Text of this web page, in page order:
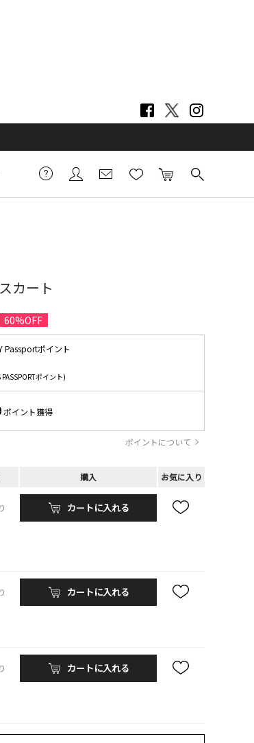
カート
60%OFF
Passportポイント
ポイント)
ポイント獲得
ポイントについて
購入 お気に入り
カートに入れる
カートに入れる
カートに入れる